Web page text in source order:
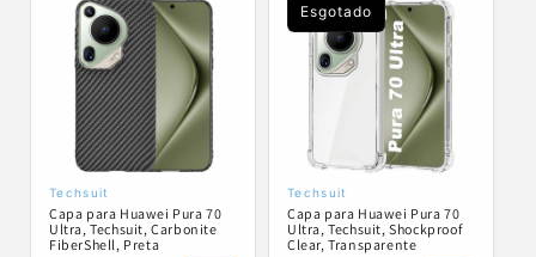
Fornecedor:
Techsuit
Capa para Huawei Pura 70
Ultra, Techsuit, Carbonite
FiberShell, Preta
Esgotado
Fornecedor:
Techsuit
Capa para Huawei Pura 70
Ultra, Techsuit, Shockproof
Clear, Transparente